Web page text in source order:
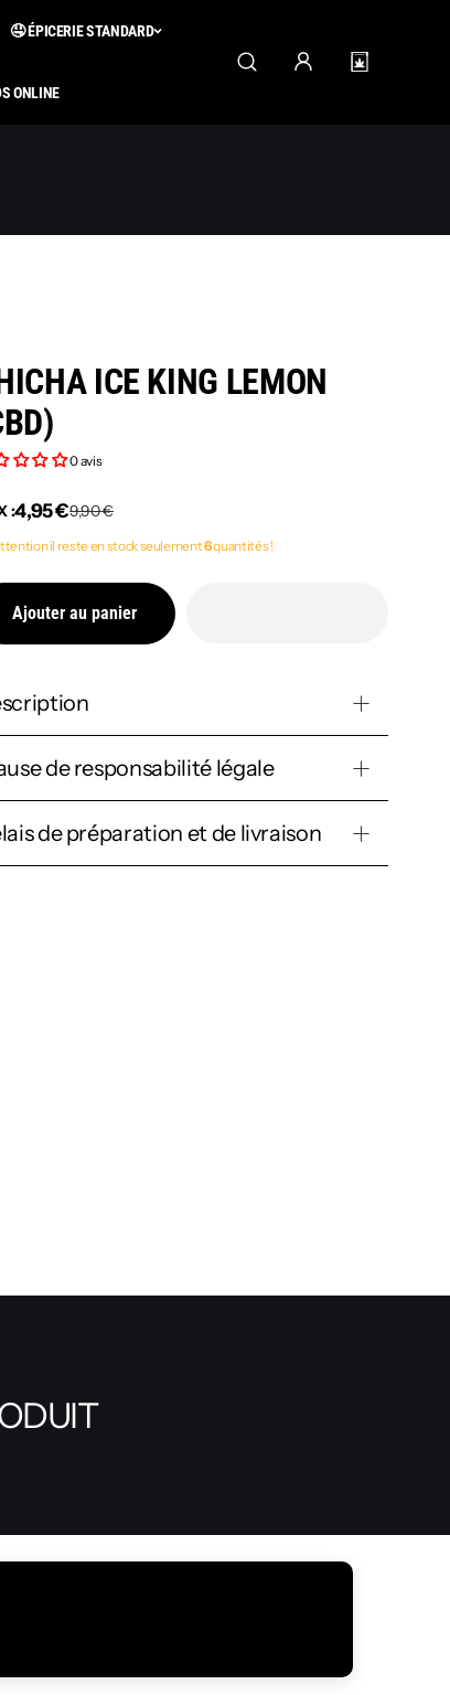
🤤 ÉPICERIE STANDARD
ONLINE
ICE KING LEMON
0 avis
:4,95 €9,90 €
il reste en stock seulement6quantités !
Ajouter au panier
de responsabilité légale
de préparation et de livraison